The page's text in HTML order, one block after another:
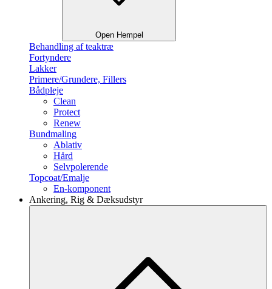
Open Hempel
Behandling af teaktræ
Fortyndere
Lakker
Primere/Grundere, Fillers
Bådpleje
Clean
Protect
Renew
Bundmaling
Ablativ
Hård
Selvpolerende
Topcoat/Emalje
En-komponent
Ankering, Rig & Dæksudstyr